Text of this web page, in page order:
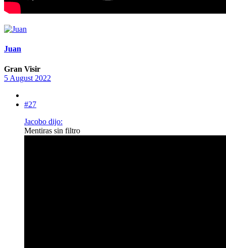
Juan
Gran Visir
5 August 2022
#27
Jacobo dijo:
Mentiras sin filtro